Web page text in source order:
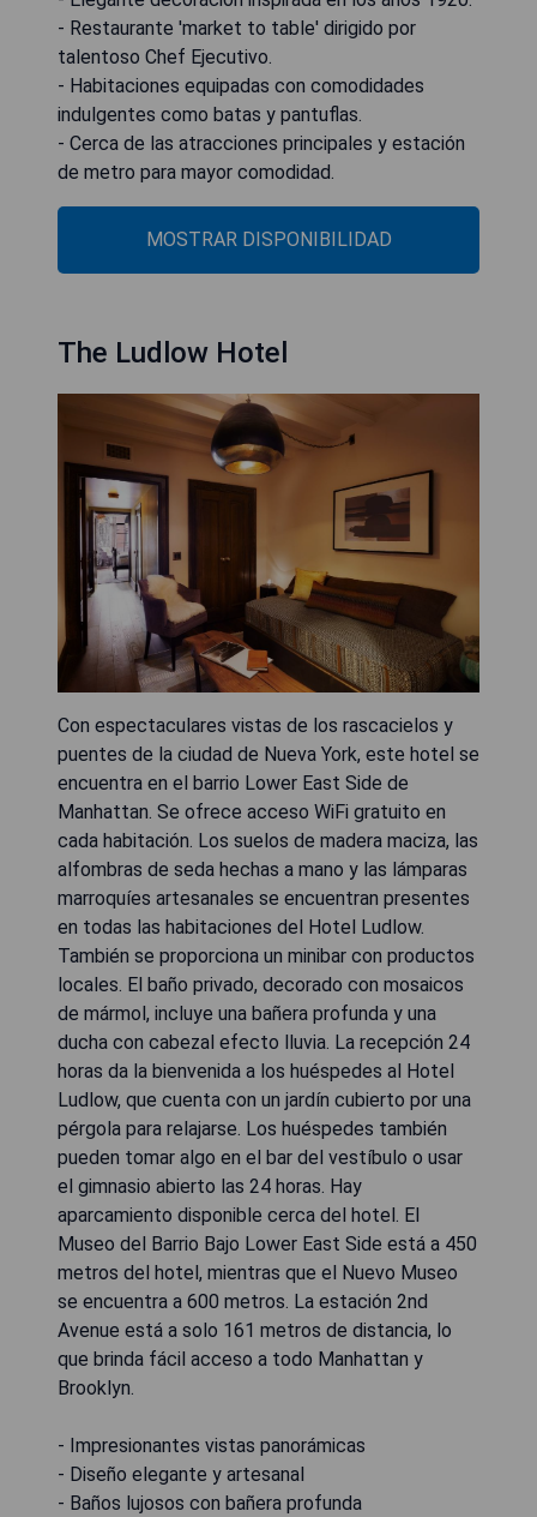
- Restaurante 'market to table' dirigido por
talentoso Chef Ejecutivo.
- Habitaciones equipadas con comodidades
indulgentes como batas y pantuflas.
- Cerca de las atracciones principales y estación
de metro para mayor comodidad.
MOSTRAR DISPONIBILIDAD
The Ludlow Hotel
Con espectaculares vistas de los rascacielos y
puentes de la ciudad de Nueva York, este hotel se
encuentra en el barrio Lower East Side de
Manhattan. Se ofrece acceso WiFi gratuito en
cada habitación. Los suelos de madera maciza, las
alfombras de seda hechas a mano y las lámparas
marroquíes artesanales se encuentran presentes
en todas las habitaciones del Hotel Ludlow.
También se proporciona un minibar con productos
locales. El baño privado, decorado con mosaicos
de mármol, incluye una bañera profunda y una
ducha con cabezal efecto lluvia. La recepción 24
horas da la bienvenida a los huéspedes al Hotel
Ludlow, que cuenta con un jardín cubierto por una
pérgola para relajarse. Los huéspedes también
pueden tomar algo en el bar del vestíbulo o usar
el gimnasio abierto las 24 horas. Hay
aparcamiento disponible cerca del hotel. El
Museo del Barrio Bajo Lower East Side está a 450
metros del hotel, mientras que el Nuevo Museo
se encuentra a 600 metros. La estación 2nd
Avenue está a solo 161 metros de distancia, lo
que brinda fácil acceso a todo Manhattan y
Brooklyn.
- Impresionantes vistas panorámicas
- Diseño elegante y artesanal
- Baños lujosos con bañera profunda